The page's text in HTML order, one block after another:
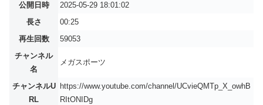
公開日時
2025-05-29 18:01:02
長さ
00:25
再生回数
59053
チャンネル
名
メガスポーツ
チャンネルU
RL
https://www.youtube.com/channel/UCvieQMTp_X_owhB
RItONIDg